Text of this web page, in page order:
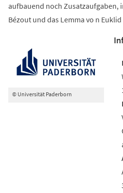
aufbauend noch Zusatzaufgaben,
Bézout und das Lemma vo n
© Universität Paderborn